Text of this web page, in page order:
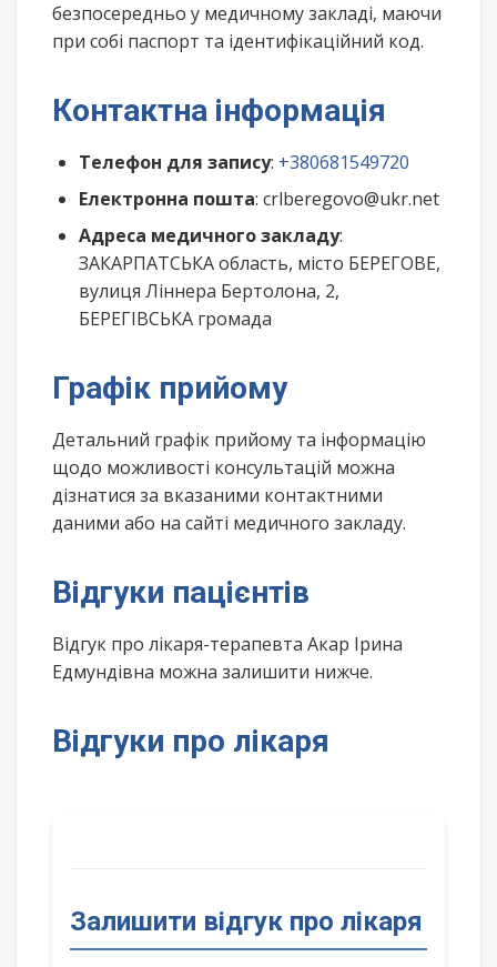
безпосередньо у медичному закладі, маючи
при собі паспорт та ідентифікаційний код.
Контактна інформація
Телефон для запису: +380681549720
Електронна пошта: crlberegovo@ukr.net
Адреса медичного закладу:
ЗАКАРПАТСЬКА область, місто БЕРЕГОВЕ,
вулиця Ліннера Бертолона, 2,
БЕРЕГІВСЬКА громада
Графік прийому
Детальний графік прийому та інформацію
щодо можливості консультацій можна
дізнатися за вказаними контактними
даними або на сайті медичного закладу.
Відгуки пацієнтів
Відгук про лікаря-терапевта Акар Ірина
Едмундівна можна залишити нижче.
Відгуки про лікаря
Залишити відгук про лікаря